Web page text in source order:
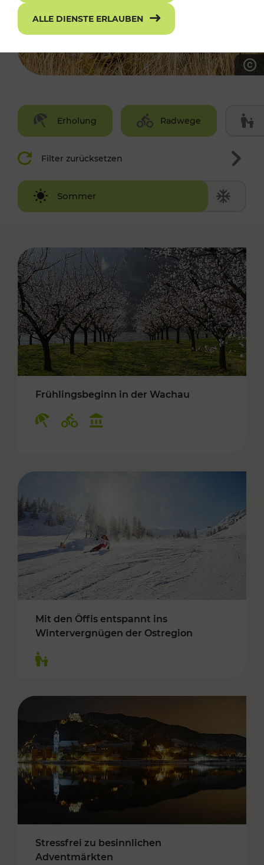
Erholung Radwege
Filter zurücksetzen
Sommer
Winter
Frühlingsbeginn in der Wachau
Mit den Öffis entspannt ins
Wintervergnügen der Ostregion
Stressfrei zu besinnlichen
Adventmärkten
ALLE DIENSTE ERLAUBEN